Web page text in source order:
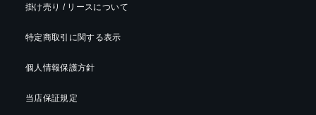
掛け売り / リースについて
特定商取引に関する表示
個人情報保護方針
当店保証規定